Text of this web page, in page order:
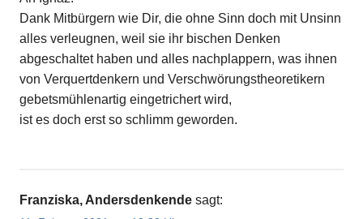
Dank Mitbürgern wie Dir, die ohne Sinn doch mit Unsinn
alles verleugnen, weil sie ihr bischen Denken
abgeschaltet haben und alles nachplappern, was ihnen
von Verquertdenkern und Verschwörungstheoretikern
gebetsmühlenartig eingetrichert wird,
ist es doch erst so schlimm geworden.
Franziska, Andersdenkende sagt: